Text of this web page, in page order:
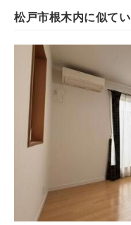
松戸市根木内に似て